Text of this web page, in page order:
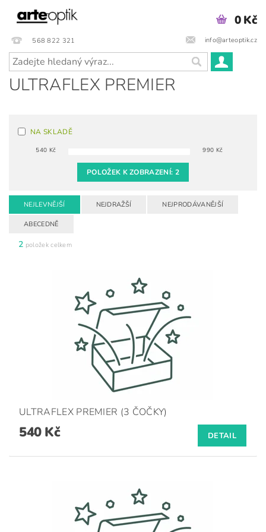
568 822 321 info@arteoptik.cz
0 Kč
ULTRAFLEX PREMIER
NA SKLADĚ
540 Kč 990 Kč
POLOŽEK K ZOBRAZENÍ: 2
NEJLEVNĚJŠÍ NEJDRAŽŠÍ NEJPRODÁVANĚJŠÍ
ABECEDNĚ
2 položek celkem
ULTRAFLEX PREMIER (3 ČOČKY)
540 Kč DETAIL